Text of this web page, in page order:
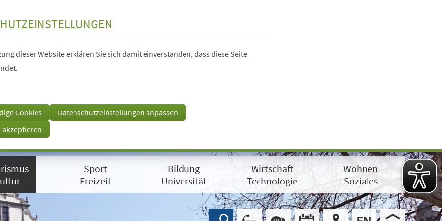
dieser Website erklären Sie sich damit einverstanden, dass diese Seite
Cookies
Datenschutzeinstellungen anpassen
akzeptieren
Sport
Freizeit
Bildung
Universität
Wirtschaft
Technologie
Wohnen
Soziales